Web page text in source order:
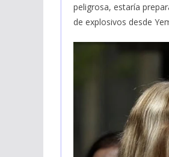
peligrosa, estaría
de explosivos desde